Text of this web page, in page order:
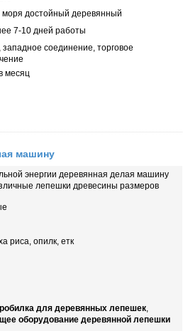
моря достойный деревянный
7-10 дней работы
западное соединение, торговое
месяц
машину
энергии деревянная делая машину
лепешки древесины размеров
риса, опилк, етк
для деревянных лепешек,
оборудование деревянной лепешки